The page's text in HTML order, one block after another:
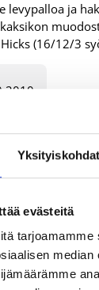
Yksityiskohdat
evästeitä
tarjoamamme
median
levypalloa ja
(16/12/3
Kimmo